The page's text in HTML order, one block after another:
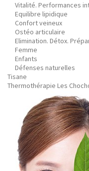
Vitalité. Performances
Equilibre lipidique
Confort veineux
Ostéo articulaire
Elimination. Détox.
Femme
Enfants
Défenses naturelles
Tisane
Thermothérapie Les